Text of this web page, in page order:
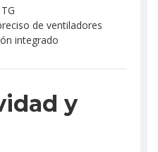
de ventiladores
integrado
y